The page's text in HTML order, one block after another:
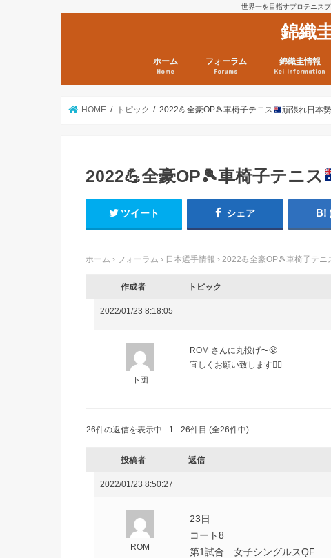
世界一を目指すプロテニス
錦織
ホーム
Home
フォーラム
Forums
錦織圭情報
Kei Information
日現在）
点）
HOME トピック 2022💪全豪OP🎾車椅子テニス 頑張れ日本勢
2022💪全豪OP🎾車椅子テニス
ツイート シェア
ホーム › フォーラム › 日本選手情報 › 2022💪全豪OP🎾車椅子テニ
作成者 トピック
2022/01/23 8:18:05
下団
ROM さんに丸投げ〜😤
宜しくお願い致します🙇‍♂️
26件の返信を表示中 - 1 - 26件目 (全26件中)
投稿者 返信
2022/01/23 8:50:27
ROM
23日
コート8
第1試合 女子シングルスQF